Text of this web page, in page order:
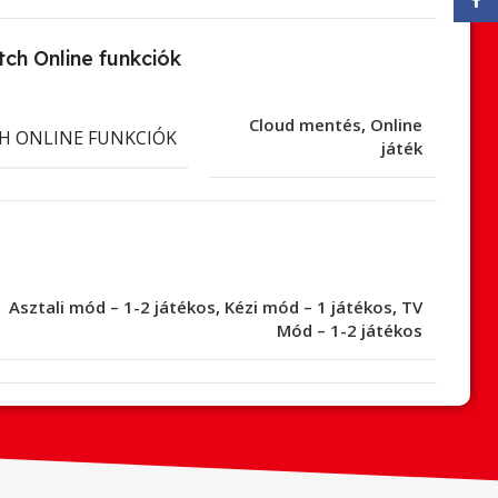
Online funkciók
ONLINE FUNKCIÓK
Cloud mentés, Online
játék
Asztali mód – 1-2 játékos, Kézi mód – 1 játékos, TV
Mód – 1-2 játékos